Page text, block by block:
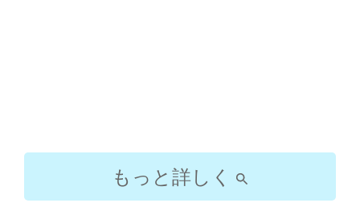
もっと詳しく